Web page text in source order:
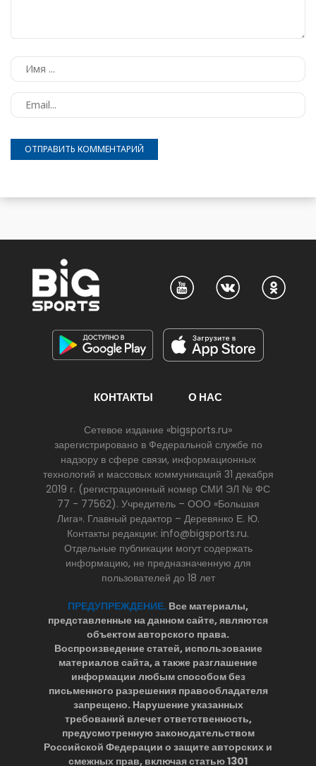
КОНТАКТЫ О НАС
Сетевое издание «bigsports.ru»
зарегистрировано в Федеральной службе по
надзору в сфере связи, информационных
технологий и массовых коммуникаций 31 декабря
2019 г. (регистрационный номер СМИ ЭЛ № ФС
77 - 77562). Учредитель – ООО «Большая
Лига». Главный редактор – Деревянко Е. Ю.
Контакты редакции: info@bigsports.ru.
Отдельные публикации могут содержать
информацию, не предназначенную для
пользователей до 18 лет
ПРЕДУПРЕЖДЕНИЕ. Все материалы,
представленные на данном сайте, являются
объектом авторского права.
Воспроизведение статей, использование
материалов сайта, а также разглашение
информации любым способом без
письменного разрешения правообладателя
запрещено. Нарушение указанных
требований влечет ответственность,
предусмотренную законодательством
Российской Федерации о защите авторских и
смежных прав, включая статью 1301